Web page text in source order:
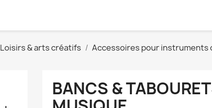
Loisirs & arts créatifs Accessoires pour instruments
BANCS &